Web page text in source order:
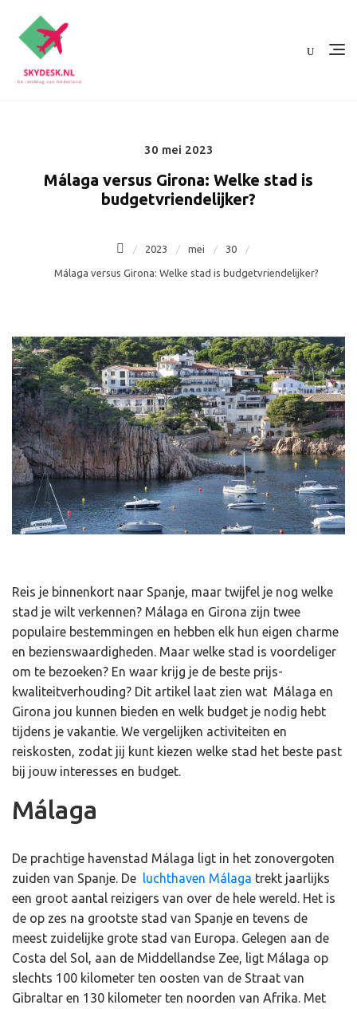
naar
inhoud
Posted
30 mei 2023
Málaga versus Girona: Welke stad is
budgetvriendelijker?
2023 mei 30
Málaga versus Girona: Welke stad is budgetvriendelijker?
Reis je binnenkort naar Spanje, maar twijfel je nog welke
stad je wilt verkennen? Málaga en Girona zijn twee
populaire bestemmingen en hebben elk hun eigen charme
en bezienswaardigheden. Maar welke stad is voordeliger
om te bezoeken? En waar krijg je de beste prijs-
kwaliteitverhouding? Dit artikel laat zien wat Málaga en
Girona jou kunnen bieden en welk budget je nodig hebt
tijdens je vakantie. We vergelijken activiteiten en
reiskosten, zodat jij kunt kiezen welke stad het beste past
bij jouw interesses en budget.
Málaga
De prachtige havenstad Málaga ligt in het zonovergoten
zuiden van Spanje. De
luchthaven Málaga trekt jaarlijks
een groot aantal reizigers van over de hele wereld. Het is
de op zes na grootste stad van Spanje en tevens de
meest zuidelijke grote stad van Europa. Gelegen aan de
Costa del Sol, aan de Middellandse Zee, ligt Málaga op
slechts 100 kilometer ten oosten van de Straat van
Gibraltar en 130 kilometer ten noorden van Afrika. Met